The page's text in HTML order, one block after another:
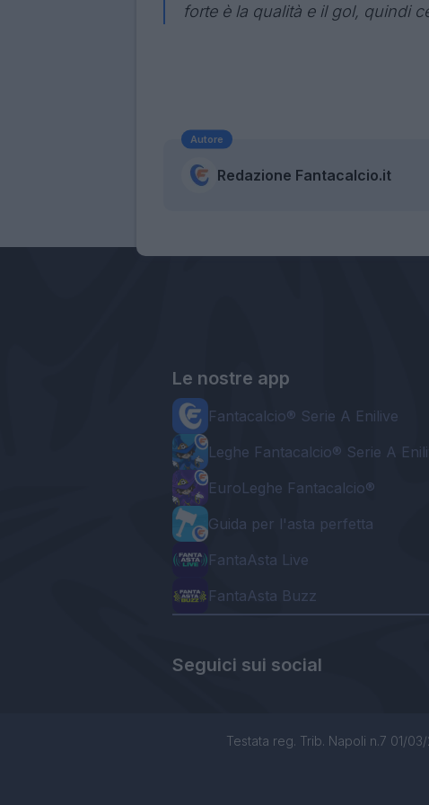
forte è la qualità e il gol, quindi
Autore
Redazione Fantacalcio.it
Le nostre app
Fantacalcio® Serie A Enilive
Leghe Fantacalcio® Serie A
EuroLeghe Fantacalcio®
Guida per l'asta perfetta
FantaAsta Live
FantaAsta Buzz
Seguici sui social
Testata reg. Trib. Napoli n.7 01/